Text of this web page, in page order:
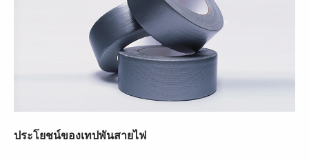
ประโยชน์ของเทปพันสายไฟ